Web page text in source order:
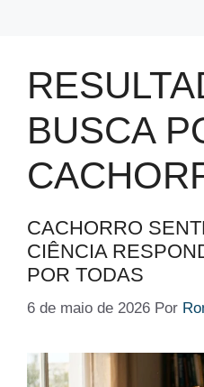
BUSCA
CACHORRO
CIÊNCIA
POR TODAS
6 de maio de 2026 Por